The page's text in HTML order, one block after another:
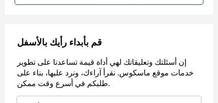
قم بأبداء رأيك بالأسفل
إن أسئلتك وتعليقاتك لهي أداة قيمة تساعدنا على تطوير
خدمات موقع ماسكوس. نقرأ آراءك، ونرد عليها، بناء على
طلبكم في أسرع وقت ممكن.